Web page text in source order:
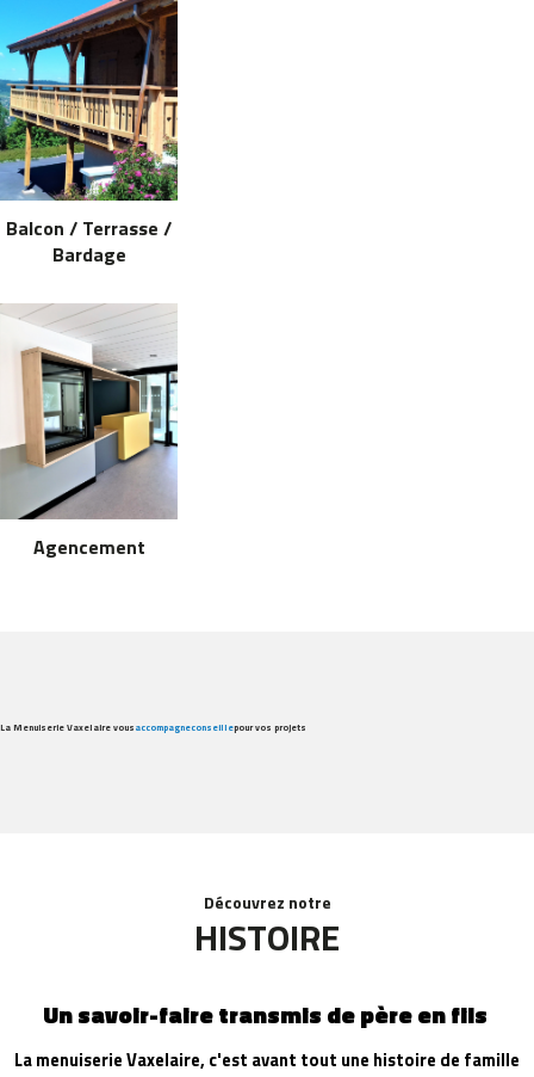
Balcon / Terrasse /
Bardage
Agencement
La Menuiserie Vaxelaire vousaccompagneconseillepour vos projets
Découvrez notre
HISTOIRE
Un savoir-faire transmis de père en fils
La menuiserie Vaxelaire, c'est avant tout une histoire de famille